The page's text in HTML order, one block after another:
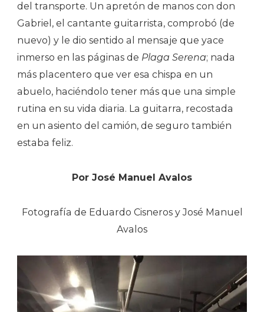
del transporte. Un apretón de manos con don
Gabriel, el cantante guitarrista, comprobó (de
nuevo) y le dio sentido al mensaje que yace
inmerso en las páginas de Plaga Serena; nada
más placentero que ver esa chispa en un
abuelo, haciéndolo tener más que una simple
rutina en su vida diaria. La guitarra, recostada
en un asiento del camión, de seguro también
estaba feliz.
Por José Manuel Avalos
Fotografía de Eduardo Cisneros y José Manuel
Avalos